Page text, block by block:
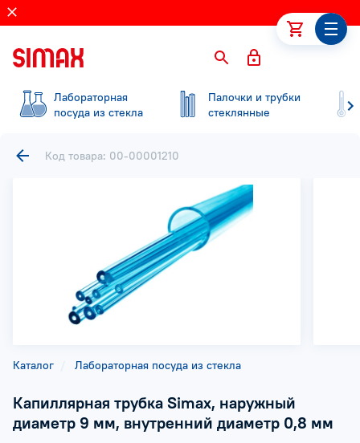
Лабораторная
посуда из стекла
Палочки и трубки
стеклянные
Каталог Лабораторная посуда из стекла
Капиллярная трубка Simax, наружный
диаметр 9 мм, внутренний диаметр 0,8 мм
Код товара: 00-00001210